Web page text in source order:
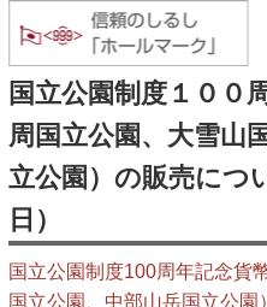
トップページ
造幣局について
貨幣を知る
造幣局を楽しむ
造幣局製品を買う
国立公園制度１００
周国立公園、大雪山
立公園）の販売につ
日）
国立公園制度100周年記念貨
国立公園、中部山岳国立公